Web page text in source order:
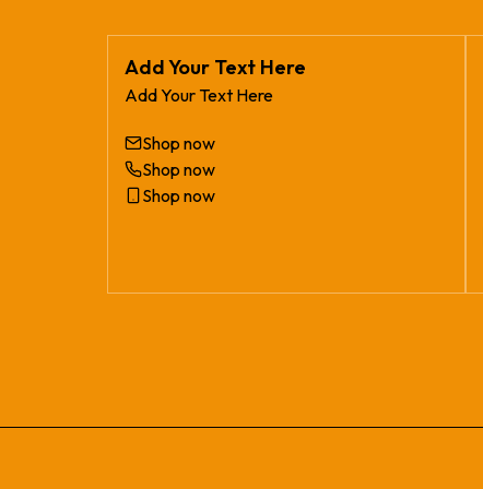
Add Your Text Here
Add Your Text Here
Shop now
Shop now
Shop now